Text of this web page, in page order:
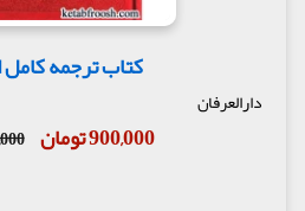
کتاب ترجمه کامل
دارالعرفان
900,000 تومان